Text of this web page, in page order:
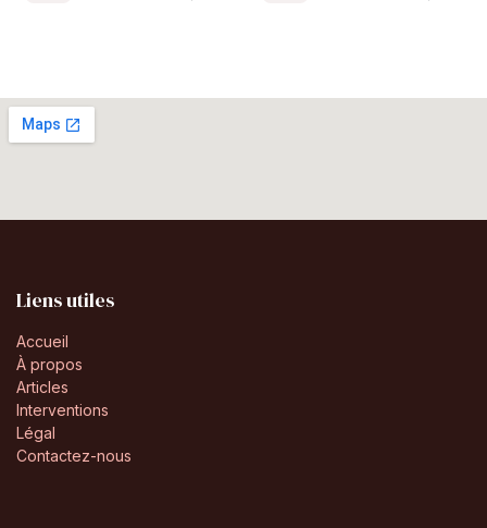
Liens utiles
Accueil
À propos
Articles
Interventions
Légal
Contactez-nous